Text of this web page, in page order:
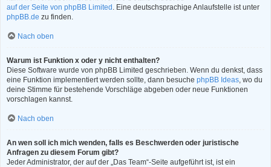
auf der Seite von phpBB Limited . Eine deutschsprachige Anlaufstelle ist unter
phpBB.de zu finden.
Nach oben
Warum ist Funktion x oder y nicht enthalten?
Diese Software wurde von phpBB Limited geschrieben. Wenn du denkst, dass
eine Funktion implementiert werden sollte, dann besuche phpBB Ideas, wo du
deine Stimme für bestehende Vorschläge abgeben oder neue Funktionen
vorschlagen kannst.
Nach oben
An wen soll ich mich wenden, falls es Beschwerden oder juristische
Anfragen zu diesem Forum gibt?
Jeder Administrator, der auf der „Das Team“-Seite aufgeführt ist, ist ein